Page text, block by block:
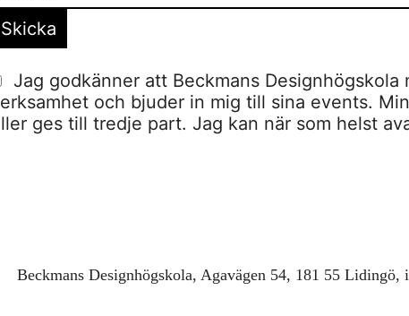
Jag godkänner att Beckmans Designhögskola
och bjuder in mig till sina events.
ges till tredje part. Jag kan när som helst
Beckmans Designhögskola, Agavägen 54, 181 55 Lidingö,